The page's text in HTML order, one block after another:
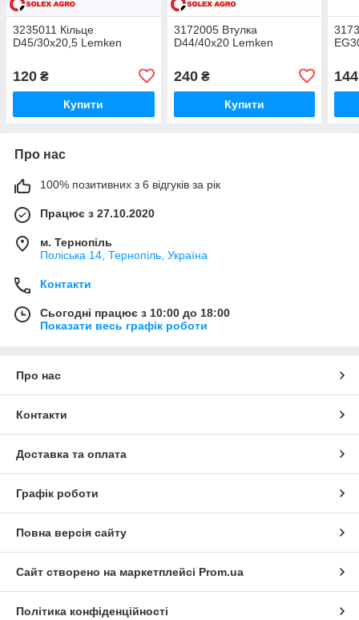
3235011 Кільце
D45/30x20,5 Lemken
120 ₴
Купити
3172005 Втулка
D44/40х20 Lemken
240₴
Купити
144
Про нас
100% позитивних з 6 відгуків за рік
Працює з 27.10.2020
м. Тернопіль
Поліська 14, Тернопіль, Україна
Контакти
Сьогодні працює з 10:00 до 18:00
Показати весь графік роботи
Про нас
Контакти
Доставка та оплата
Графік роботи
Повна версія сайту
Сайт створено на маркетплейсі Prom.ua
Політика конфіденційності